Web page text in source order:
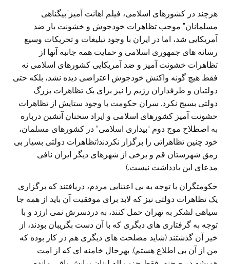
هرچند در کشورهای اسلامی، فيلم اهانت آميز”بيگناهی
مسلمانان” موجب تظاهرات خودجوش و خشونت بار ضد
آمريکايی شد، اما در ايران با وجود تبليغات و تحريکات وسيع
رسانه های جمهوری اسلامی و حمايت همه جانبه آنها از
تظاهرات خشونت آميز و ضد آمريکايی کشورهای اسلامی نه
فقط هيچ گونه واکنش خودجوش اعتراضی ديده نشد، بلکه حتی
دولتيان و طرفداران رژيم را نيز برای يک تظاهرات بزرگ
دولتی بسيج نکرد. سران حکومت با وجود ستايش از تظاهرات
خشونت آميز کشورهای اسلامی و ايراد سخنان آتشين درباره
به اصطلاح موج دوم “بيداری اسلامی” در کشورهای مسلمان،
خود چنين تظاهراتی را برگزار نکردند(تظاهرات دولتی بسيار بی
رمق شهرستان قم و برخی از شهرهای ديگر ايران نافی
مدعای اين يادداشت نيست.)
حکومتگران با توجه به بی اعتنايی مردم، دريافتند که برگزاری
يک تظاهرات دولتی نيز که لابد برای موفقيت آن بايد از همه جا
سياهی لشکر به تهران حمل کنند، به دردسرش نمی ارزد و با
توجه به گرفتاری های ديگری که با آن دست بگريبان بودند، از
خير آن گذشتند (شايد مصلحت های ديگری هم در کار بوده که
من از آن بی اطلاع هستم). بهرحال خامنه ای که از امت